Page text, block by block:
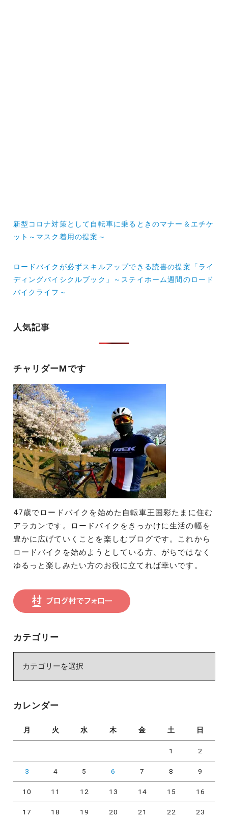
投
稿
ビ
ゲ
シ
新型コロナ対策として自転車に乗るときのマナー＆エチケ
ット～マスク着用の提案～
ロードバイクが必ずスキルアップできる読書の提案「ライ
ディングバイシクルブック」～ステイホーム週間のロード
バイクライフ～
人気記事
チャリダーMです
47歳でロードバイクを始めた自転車王国彩たまに住む
アラカンです。ロードバイクをきっかけに生活の幅を
豊かに広げていくことを楽しむブログです。これから
ロードバイクを始めようとしている方、がちではなく
ゆるっと楽しみたい方のお役に立てれば幸いです。
カテゴリー
ー
カレンダー
月 火 水 木 金 土 日
1 2
3 4 5 6 7 8 9
10 11 12 13 14 15 16
17 18 19 20 21 22 23